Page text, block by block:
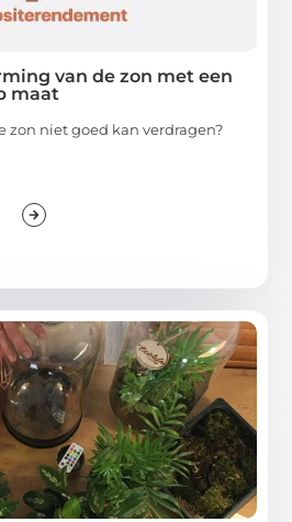
van de zon met een
maat
zon niet goed kan verdragen?